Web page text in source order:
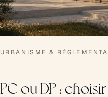
URBANISME &
PC ou DP :